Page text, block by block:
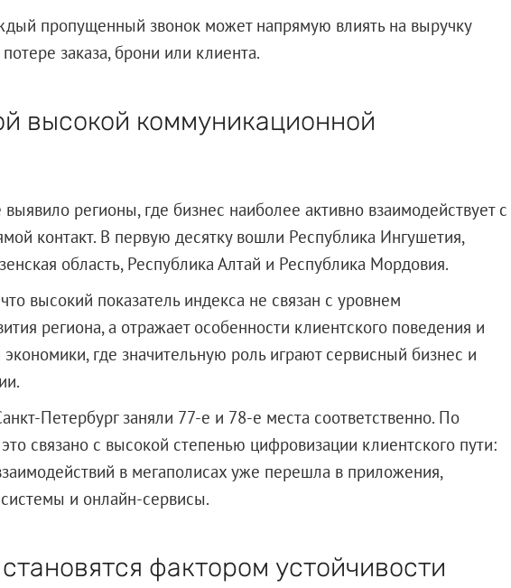
пропущенный звонок может напрямую влиять на выручку
заказа, брони или клиента.
высокой коммуникационной
регионы, где бизнес наиболее активно взаимодействует с
контакт. В первую десятку вошли Республика Ингушетия,
область, Республика Алтай и Республика Мордовия.
высокий показатель индекса не связан с уровнем
региона, а отражает особенности клиентского поведения и
экономики, где значительную роль играют сервисный бизнес и
Петербург заняли 77-е и 78-е места соответственно. По
связано с высокой степенью цифровизации клиентского пути:
в мегаполисах уже перешла в приложения,
и онлайн-сервисы.
фактором устойчивости